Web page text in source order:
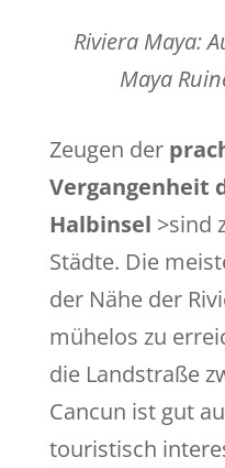
Riviera Maya:
Maya
Zeugen der
Vergangenheit
Halbinsel >sind
Städte. Die
der Nähe der
mühelos zu
die Landstraße
Cancun ist gut
touristisch